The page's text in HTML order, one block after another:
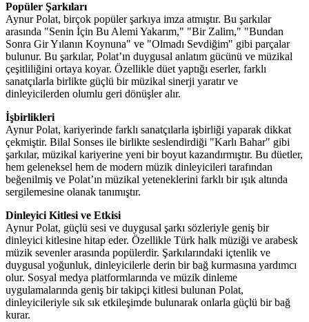
Popüler Şarkıları
Aynur Polat, birçok popüler şarkıya imza atmıştır. Bu şarkılar
arasında "Senin İçin Bu Alemi Yakarım," "Bir Zalim," "Bundan
Sonra Gir Yılanın Koynuna" ve "Olmadı Sevdiğim" gibi parçalar
bulunur. Bu şarkılar, Polat’ın duygusal anlatım gücünü ve müzikal
çeşitliliğini ortaya koyar. Özellikle düet yaptığı eserler, farklı
sanatçılarla birlikte güçlü bir müzikal sinerji yaratır ve
dinleyicilerden olumlu geri dönüşler alır.
İşbirlikleri
Aynur Polat, kariyerinde farklı sanatçılarla işbirliği yaparak dikkat
çekmiştir. Bilal Sonses ile birlikte seslendirdiği "Karlı Bahar" gibi
şarkılar, müzikal kariyerine yeni bir boyut kazandırmıştır. Bu düetler,
hem geleneksel hem de modern müzik dinleyicileri tarafından
beğenilmiş ve Polat’ın müzikal yeteneklerini farklı bir ışık altında
sergilemesine olanak tanımıştır.
Dinleyici Kitlesi ve Etkisi
Aynur Polat, güçlü sesi ve duygusal şarkı sözleriyle geniş bir
dinleyici kitlesine hitap eder. Özellikle Türk halk müziği ve arabesk
müzik sevenler arasında popülerdir. Şarkılarındaki içtenlik ve
duygusal yoğunluk, dinleyicilerle derin bir bağ kurmasına yardımcı
olur. Sosyal medya platformlarında ve müzik dinleme
uygulamalarında geniş bir takipçi kitlesi bulunan Polat,
dinleyicileriyle sık sık etkileşimde bulunarak onlarla güçlü bir bağ
kurar.